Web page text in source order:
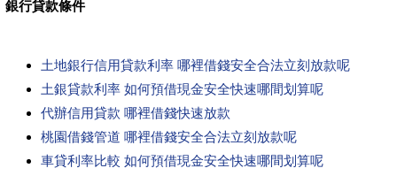
銀行貸款條件
土地銀行信用貸款利率 哪裡借錢安全合法立刻放款呢
土銀貸款利率 如何預借現金安全快速哪間划算呢
代辦信用貸款 哪裡借錢快速放款
桃園借錢管道 哪裡借錢安全合法立刻放款呢
車貸利率比較 如何預借現金安全快速哪間划算呢